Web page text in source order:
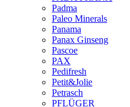
Padma
Paleo Minerals
Panama
Panax Ginseng
Pascoe
PAX
Pedifresh
Petit&Jolie
Petrasch
PFLÜGER